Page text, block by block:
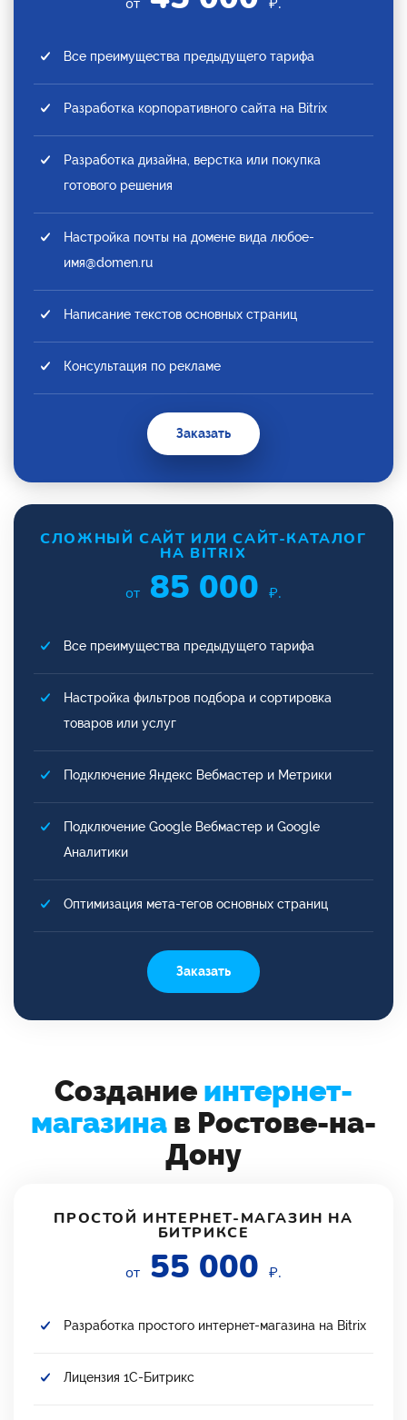
Все преимущества предыдущего тарифа
Разработка корпоративного сайта на Bitrix
Разработка дизайна, верстка или покупка
готового решения
Настройка почты на домене вида любое-
имя@domen.ru
Написание текстов основных страниц
Консультация по рекламе
Заказать
СЛОЖНЫЙ САЙТ ИЛИ САЙТ-КАТАЛОГ
НА BITRIX
от 85 000 ₽.
Все преимущества предыдущего тарифа
Настройка фильтров подбора и сортировка
товаров или услуг
Подключение Яндекс Вебмастер и Метрики
Подключение Google Вебмастер и Google
Аналитики
Оптимизация мета-тегов основных страниц
Заказать
Создание интернет-
магазина в Ростове-на-
Дону
ПРОСТОЙ ИНТЕРНЕТ-МАГАЗИН НА
БИТРИКСЕ
от 55 000 ₽.
Разработка простого интернет-магазина на Bitrix
Лицензия 1С-Битрикс